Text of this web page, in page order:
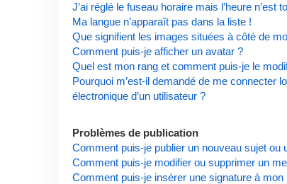
J’ai réglé le fuseau horaire mais l’heure n’est
Ma langue n’apparaît pas dans la liste !
Que signifient les images situées à côté de
Comment puis-je afficher un avatar ?
Quel est mon rang et comment puis-je le
Pourquoi m’est-il demandé de me connecter
électronique d’un utilisateur ?
Problèmes de publication
Comment puis-je publier un nouveau sujet ou
Comment puis-je modifier ou supprimer un
Comment puis-je insérer une signature à